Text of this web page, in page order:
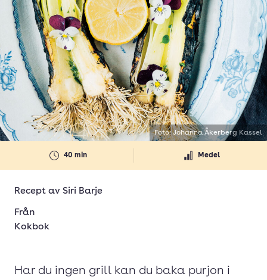
40 min Medel
Recept av Siri Barje
Från
Kokbok
Har du ingen grill kan du baka purjon i
Foto: Johanna Åkerberg Kassel